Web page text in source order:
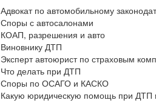
Адвокат по автомобильному
Споры с автосалонами
КОАП, разрешения и авто
Виновнику ДТП
Эксперт автоюрист по страховым
Что делать при ДТП
Споры по ОСАГО и КАСКО
Какую юридическую помощь при ДТП